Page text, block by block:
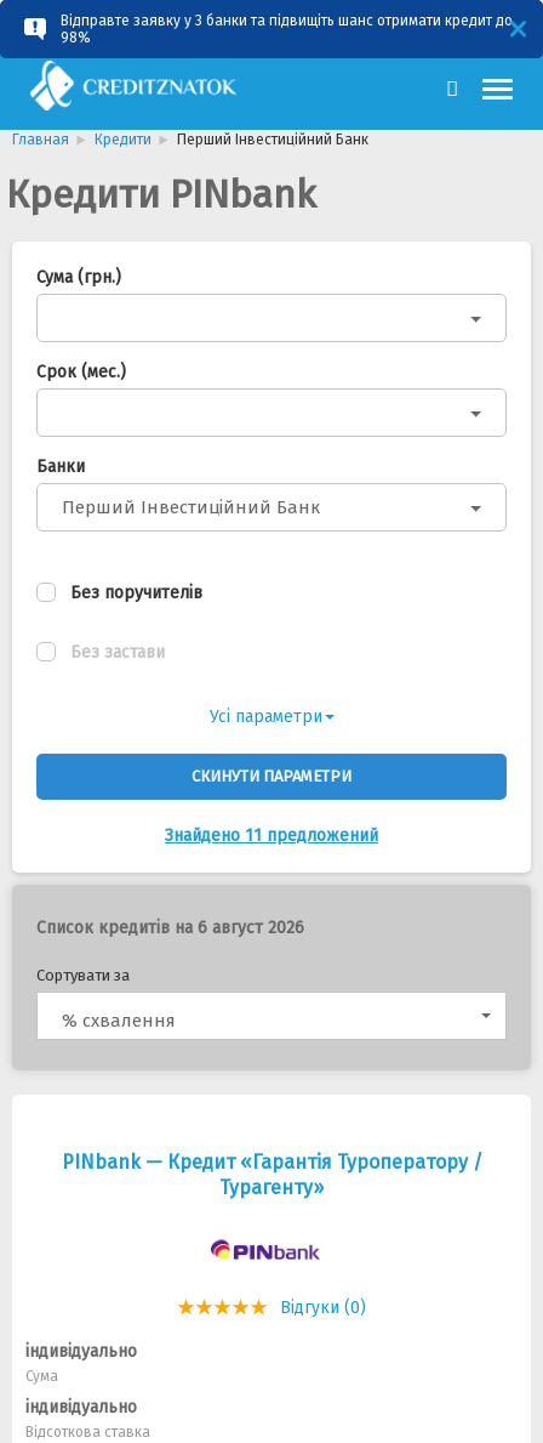
Відправте заявку у 3 банки та підвищіть шанс отримати кредит до
98%
RU UA
Главная Кредити Перший Інвестиційний Банк
Кредити PINbank
Сума (грн.)
Срок (мес.)
Банки
Перший Інвестиційний Банк
Без поручителів
Без застави
Усі параметри
СКИНУТИ ПАРАМЕТРИ
Знайдено 11 предложений
Список кредитів на 6 август 2026
Сортувати за
% схвалення
PINbank — Кредит «Гарантія Туроператору /
Турагенту»
Відгуки (0)
індивідуально
Сума
індивідуально
Відсоткова ставка